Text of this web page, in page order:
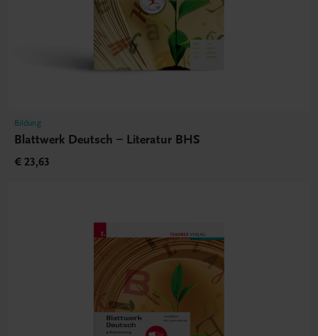
Bildung
Blattwerk Deutsch – Literatur BHS
€ 23,63